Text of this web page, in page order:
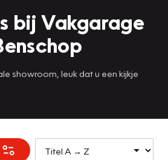
bij Vakgarage
showroom, leuk dat u een kijkje